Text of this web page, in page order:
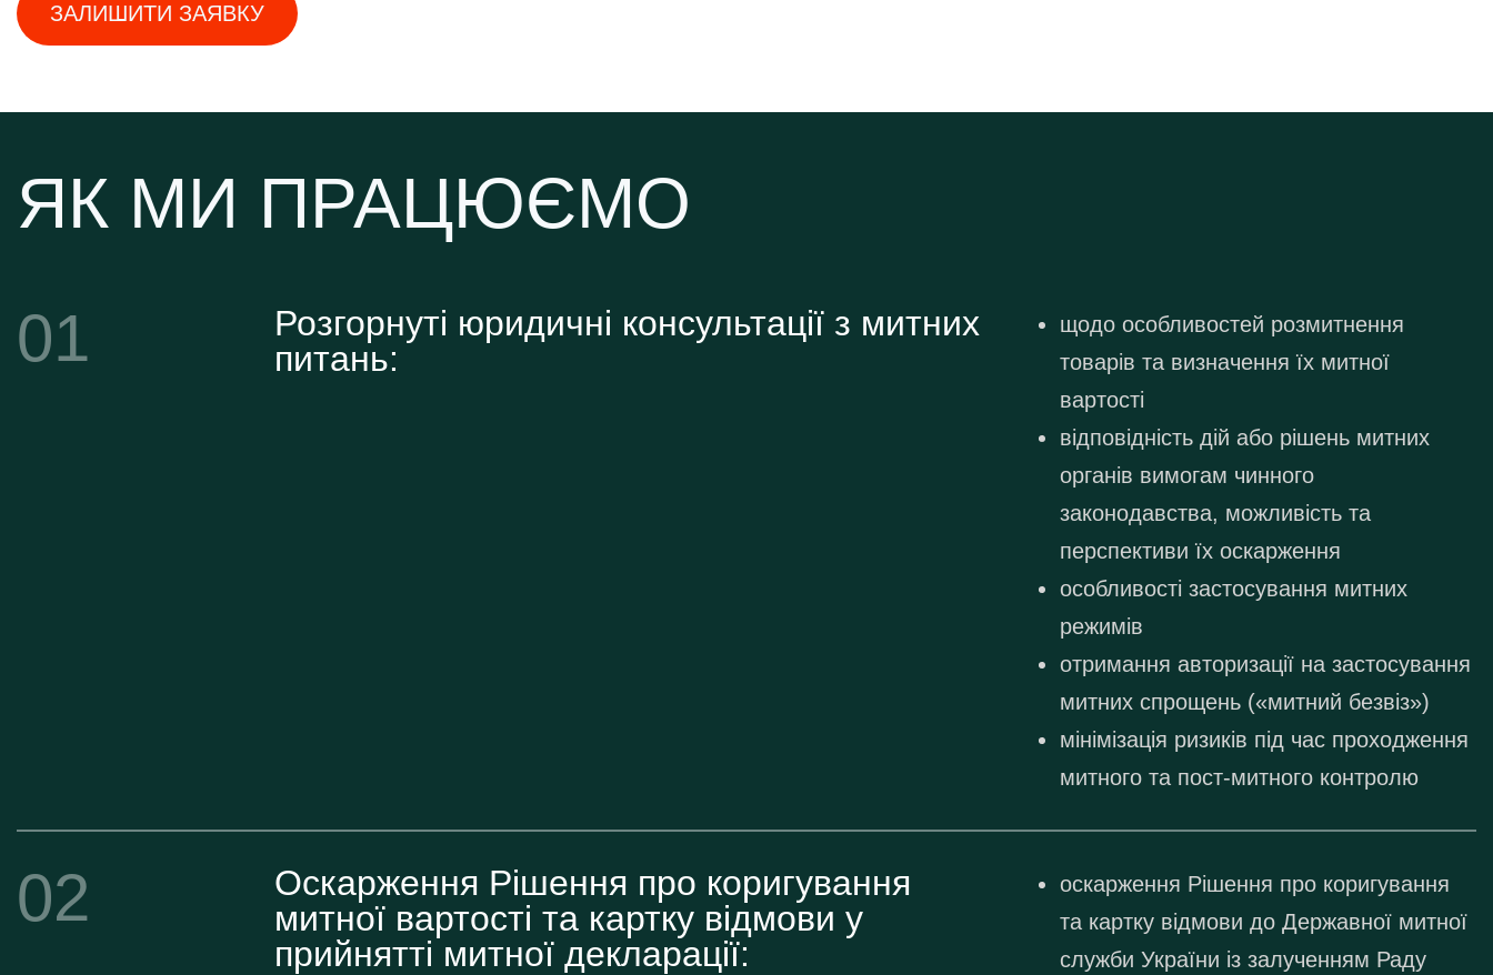
ЗАЛИШИТИ ЗАЯВКУ
ЯК МИ ПРАЦЮЄМО
01
Розгорнуті юридичні консультації з митних
питань:
щодо особливостей розмитнення
товарів та визначення їх митної
вартості
відповідність дій або рішень митних
органів вимогам чинного
законодавства, можливість та
перспективи їх оскарження
особливості застосування митних
режимів
отримання авторизації на застосування
митних спрощень («митний безвіз»)
мінімізація ризиків під час проходження
митного та пост-митного контролю
02
Оскарження Рішення про коригування
митної вартості та картку відмови у
прийнятті митної декларації:
оскарження Рішення про коригування
та картку відмови до Державної митної
служби України із залученням Раду